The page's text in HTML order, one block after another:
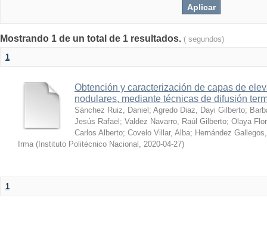
Mostrando 1 de un total de 1 resultados. ( segundos)
1
Obtención y caracterización de capas de
nodulares, mediante técnicas de difusión
Sánchez Ruiz, Daniel ; Agredo Diaz, Dayi Gilberto;
Jesús Rafael ; Valdez Navarro, Raúl Gilberto; Olaya
Carlos Alberto; Covelo Villar, Alba; Hernández
Irma ( Instituto Politécnico Nacional , 2020-04-27)
1